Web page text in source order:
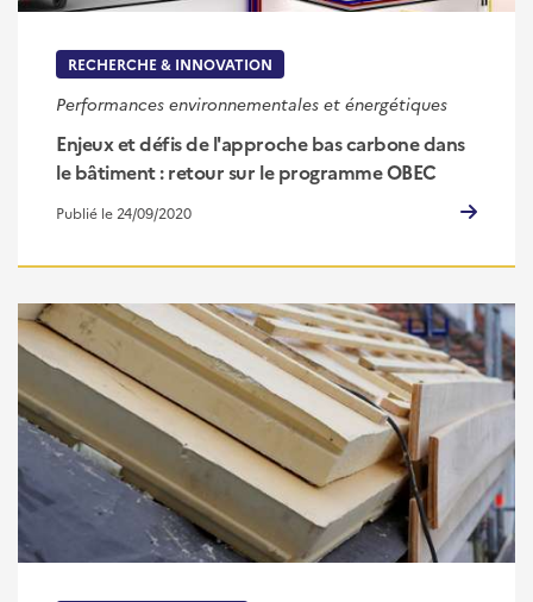
RECHERCHE & INNOVATION
Performances environnementales et énergétiques
Enjeux et défis de l'approche bas carbone dans
le bâtiment : retour sur le programme OBEC
Publié le 24/09/2020